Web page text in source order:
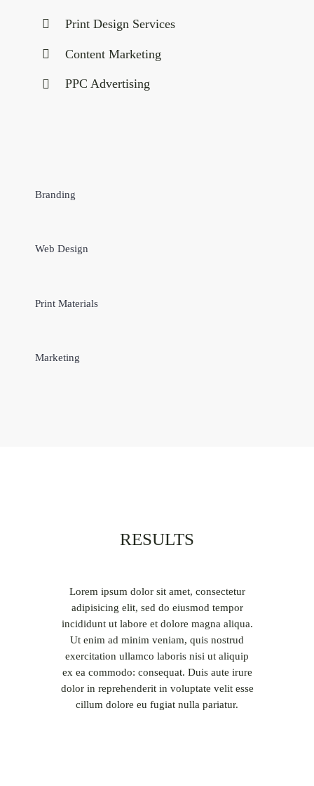
Print Design Services
Content Marketing
PPC Advertising
Branding
Web Design
Print Materials
Marketing
RESULTS
Lorem ipsum dolor sit amet, consectetur
adipisicing elit, sed do eiusmod tempor
incididunt ut labore et dolore magna aliqua.
Ut enim ad minim veniam, quis nostrud
exercitation ullamco laboris nisi ut aliquip
ex ea commodo: consequat. Duis aute irure
dolor in reprehenderit in voluptate velit esse
cillum dolore eu fugiat nulla pariatur.